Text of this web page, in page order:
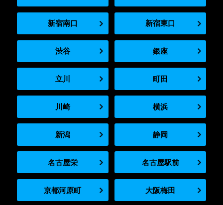
新宿南口 新宿東口
渋谷 銀座
立川 町田
川崎 横浜
新潟 静岡
名古屋栄 名古屋駅前
京都河原町 大阪梅田